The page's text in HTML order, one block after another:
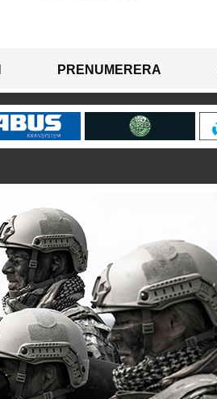
PRENUMERERA